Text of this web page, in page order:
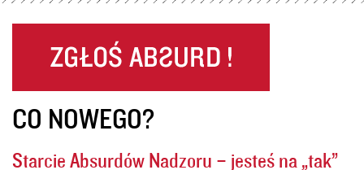
CO NOWEGO?
Starcie Absurdów Nadzoru – jesteś na „tak”